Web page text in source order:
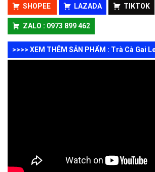
SHOPEE LAZADA TIKTOK
ZALO : 0973 899 462
>>>> XEM THÊM SẢN PHẨM : Trà Cà Gai